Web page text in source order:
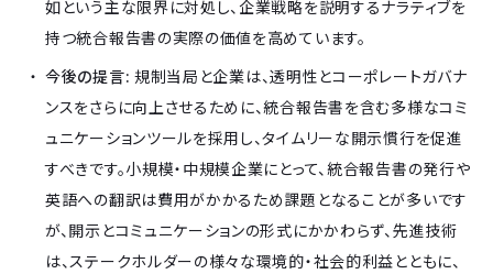
如という主な限界に対処し、企業戦略を説明するナラティブを
持つ統合報告書の実際の価値を高めています。
今後の提言: 規制当局と企業は、透明性とコーポレートガバナ
ンスをさらに向上させるために、統合報告書を含む多様なコミ
ュニケーションツールを採用し、タイムリーな開示慣行を促進
すべきです。小規模・中規模企業にとって、統合報告書の発行や
英語への翻訳は費用がかかるため課題となることが多いです
が、開示とコミュニケーションの形式にかかわらず、先進技術
は、ステークホルダーの様々な環境的・社会的利益とともに、